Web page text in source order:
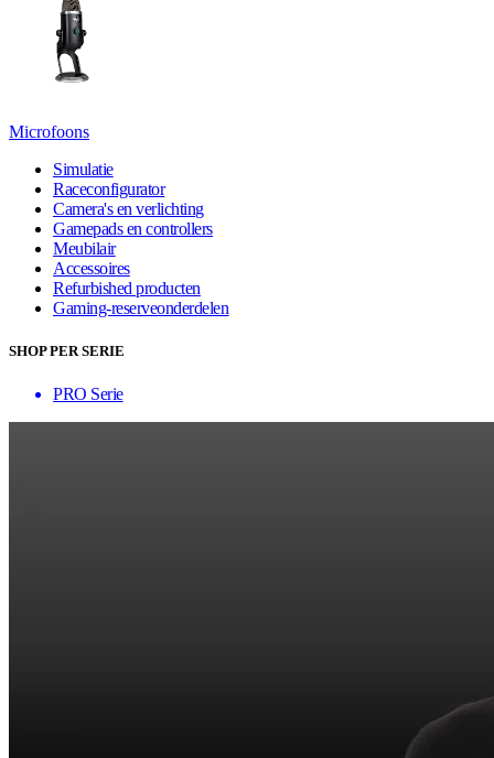
Microfoons
Simulatie
Raceconfigurator
Camera's en verlichting
Gamepads en controllers
Meubilair
Accessoires
Refurbished producten
Gaming-reserveonderdelen
SHOP PER SERIE
PRO Serie